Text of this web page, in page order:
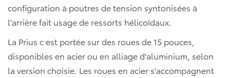
configuration à poutres de tension syntonisées à
l'arrière fait usage de ressorts hélicoïdaux.
La Prius c est portée sur des roues de 15 pouces,
disponibles en acier ou en alliage d'aluminium, selon
la version choisie. Les roues en acier s'accompagnent